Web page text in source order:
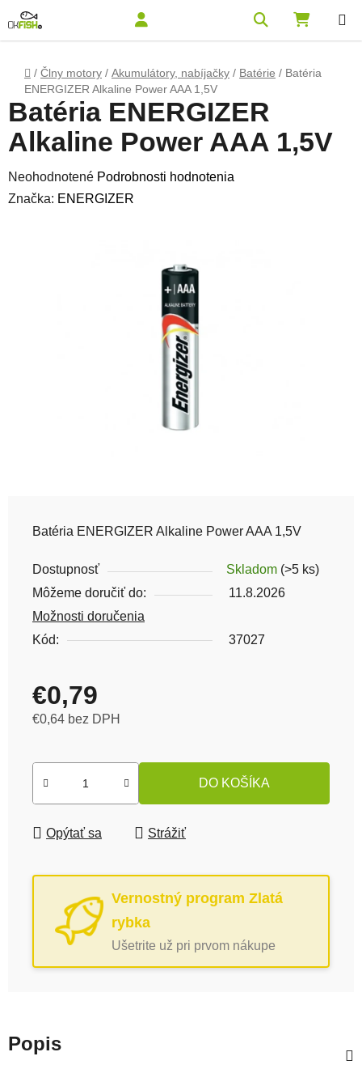
Domov
/ Člny motory / Akumulátory, nabíjačky / Batérie / Batéria
ENERGIZER Alkaline Power AAA 1,5V
Batéria ENERGIZER Alkaline Power AAA 1,5V
Dostupnosť Skladom (>5 ks)
Môžeme doručiť do:
11.8.2026
Možnosti doručenia
Kód:
37027
€0,79
€0,64 bez DPH
DO KOŠÍKA
Opýtať sa Strážiť
Vernostný program Zlatá
rybka
Ušetrite už pri prvom nákupe
Batéria ENERGIZER
Alkaline Power AAA 1,5V
Priemerné hodnotenie produktu je 0,0 z 5 hviezdičiek.
Neohodnotené Podrobnosti hodnotenia
Značka: ENERGIZER
Popis